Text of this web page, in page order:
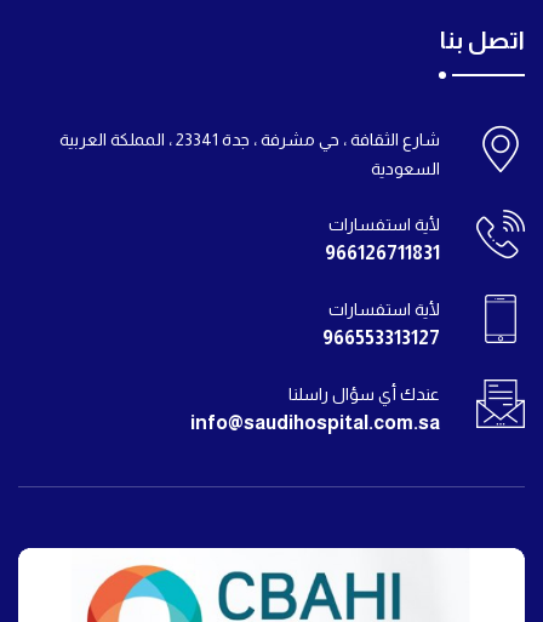
اتصل بنا
شارع الثقافة ، حي مشرفة ، جدة 23341 ، المملكة العربية
السعودية
لأية استفسارات
966126711831
لأية استفسارات
966553313127
عندك أي سؤال راسلنا
info@saudihospital.com.sa